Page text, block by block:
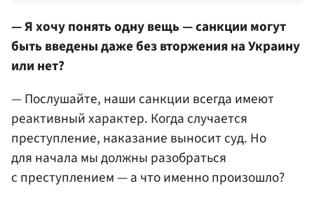
— Я хочу понять одну вещь — санкции могут
быть введены даже без вторжения на Украину
или нет?
— Послушайте, наши санкции всегда имеют
реактивный характер. Когда случается
преступление, наказание выносит суд. Но
для начала мы должны разобраться
с преступлением — а что именно произошло?